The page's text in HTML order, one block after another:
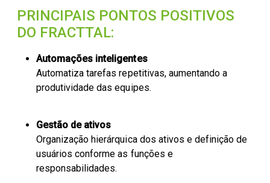
PRINCIPAIS PONTOS POSITIVOS
DO FRACTTAL:
Automações inteligentes
Automatiza tarefas repetitivas, aumentando a
produtividade das equipes.
Gestão de ativos
Organização hierárquica dos ativos e definição de
usuários conforme as funções e
responsabilidades.